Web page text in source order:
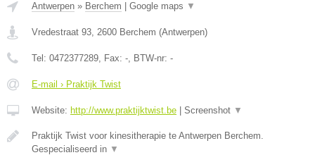
Antwerpen » Berchem Google maps ▼
Vredestraat 93, 2600 Berchem (Antwerpen)
Tel: 0472377289, Fax: -, BTW-nr: -
E-mail › Praktijk Twist
Website: http://www.praktijktwist.be Screenshot ▼
Praktijk Twist voor kinesitherapie te Antwerpen Berchem.
Gespecialiseerd in ▼